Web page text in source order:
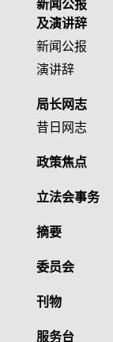
新闻公报
及演讲辞
新闻公报
演讲辞
局长网志
昔日网志
政策焦点
立法会事务
摘要
委员会
刊物
服务台